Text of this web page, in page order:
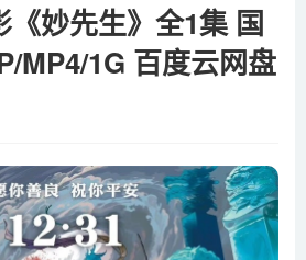
《妙先生》全1集 国
MP4/1G 百度云网盘